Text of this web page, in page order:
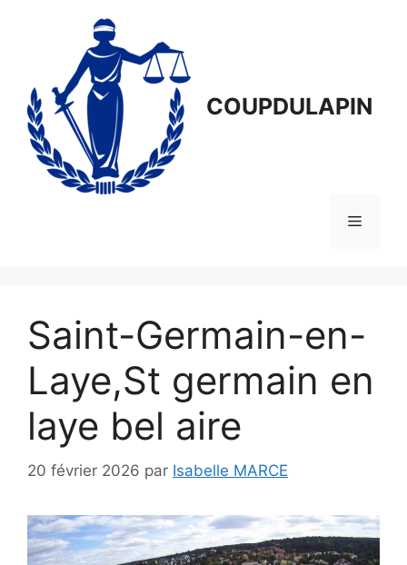
COUPDULAPIN
Menu
Saint-Germain-en-
Laye,St germain en
laye bel aire
20 février 2026 par Isabelle MARCE